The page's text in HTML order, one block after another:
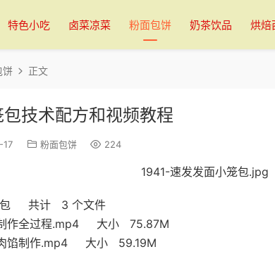
特色小吃 卤菜凉菜 粉面包饼 奶茶饮品 烘焙
饼 正文
技术配方和视频教程
17 粉面包饼 224
包 共计 3 个文件
制作全过程.mp4 大小 75.87M
馅制作.mp4 大小 59.19M